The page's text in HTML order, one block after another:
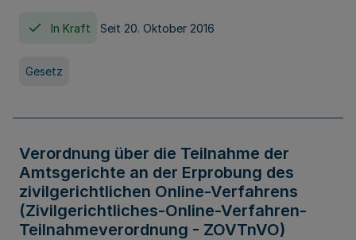
In Kraft Seit 20. Oktober 2016
Gesetz
Verordnung über die Teilnahme der
Amtsgerichte an der Erprobung des
zivilgerichtlichen Online-Verfahrens
(Zivilgerichtliches-Online-Verfahren-
Teilnahmeverordnung - ZOVTnVO)